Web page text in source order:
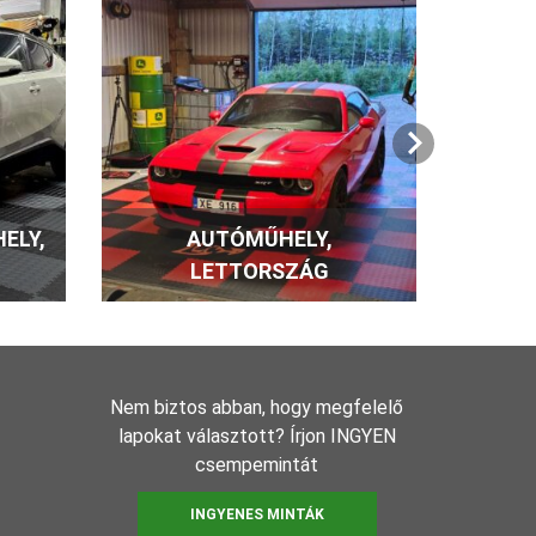
ks
matt 1,08 l (11 m²)
ks
AUTÓMŰHELY,
LETTORSZÁG
Nem biztos abban, hogy megfelelő
lapokat választott? Írjon INGYEN
csempemintát
INGYENES MINTÁK